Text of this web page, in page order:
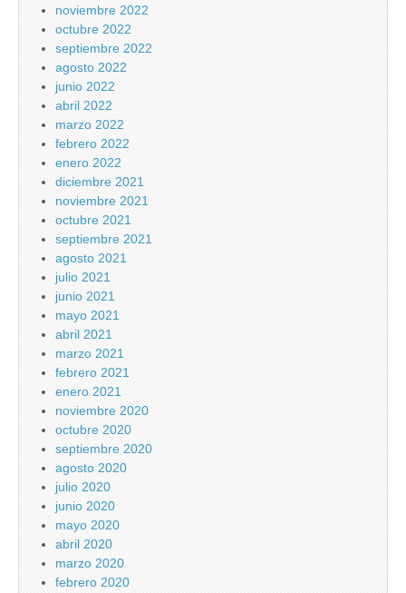
noviembre 2022
octubre 2022
septiembre 2022
agosto 2022
junio 2022
abril 2022
marzo 2022
febrero 2022
enero 2022
diciembre 2021
noviembre 2021
octubre 2021
septiembre 2021
agosto 2021
julio 2021
junio 2021
mayo 2021
abril 2021
marzo 2021
febrero 2021
enero 2021
noviembre 2020
octubre 2020
septiembre 2020
agosto 2020
julio 2020
junio 2020
mayo 2020
abril 2020
marzo 2020
febrero 2020